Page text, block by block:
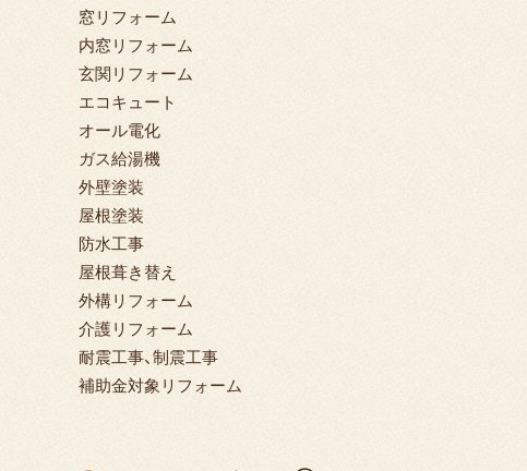
窓リフォーム
内窓リフォーム
玄関リフォーム
エコキュート
オール電化
ガス給湯機
外壁塗装
屋根塗装
防水工事
屋根葺き替え
外構リフォーム
介護リフォーム
耐震工事、制震工事
補助金対象リフォーム